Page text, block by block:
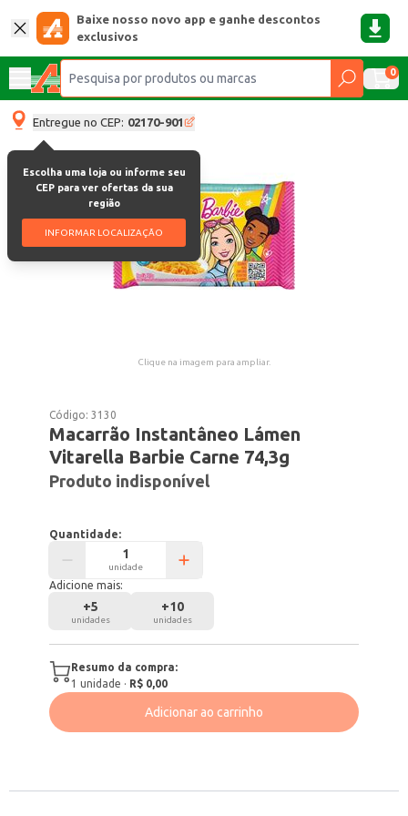
Baixe nosso novo app e ganhe descontos
exclusivos
0
Entregue no CEP: 02170-901
Escolha uma loja ou informe seu
CEP para ver ofertas da sua
região
INFORMAR LOCALIZAÇÃO
Clique na imagem para ampliar.
Código:3130
Macarrão Instantâneo Lámen
Vitarella Barbie Carne 74,3g
Produto indisponível
Quantidade:
unidade
Adicione mais:
+5
unidades
+10
unidades
Resumo da compra:
1 unidade · R$ 0,00
Adicionar ao carrinho